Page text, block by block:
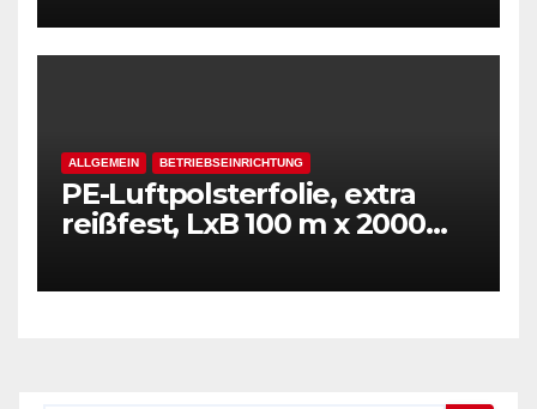
Folie, transparent
ALLGEMEIN BETRIEBSEINRICHTUNG
PE-Luftpolsterfolie, extra
reißfest, LxB 100 m x 2000
Folie, transparent